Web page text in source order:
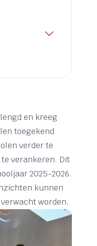
en kreeg
toegekend
verder te
verankeren. Dit
2025-2026.
kunnen
worden.